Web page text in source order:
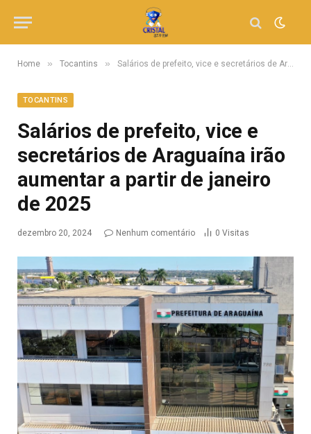
Home » Tocantins » Salários de prefeito, vice e secretários de Araguaína irão aumentar a partir de janeiro de 2025
TOCANTINS
Salários de prefeito, vice e
secretários de Araguaína irão
aumentar a partir de janeiro
de 2025
dezembro 20, 2024 Nenhum comentário 0 Visitas